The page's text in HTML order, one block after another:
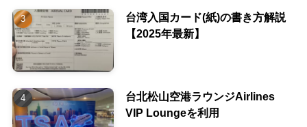
台湾入国カード(紙)の書き方解説
【2025年最新】
台北松山空港ラウンジAirlines
VIP Loungeを利用